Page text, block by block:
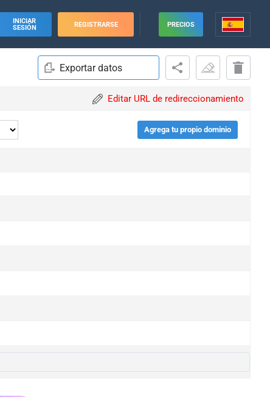
INICIAR
SESIÓN
REGISTRARSE PRECIOS
Exportar datos
Editar URL de redireccionamiento
Agrega tu propio dominio